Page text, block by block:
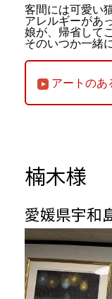
客間には可愛い
アレルギーがあ
娘が、帰省して
そのいつか一緒
アートのあ
楠木様
愛媛県宇和